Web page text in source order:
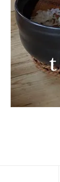
図)